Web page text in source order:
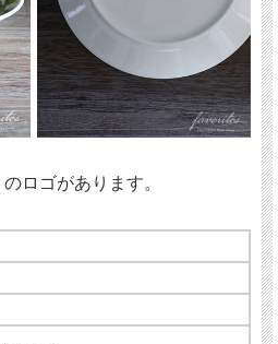
ロゴがあります。